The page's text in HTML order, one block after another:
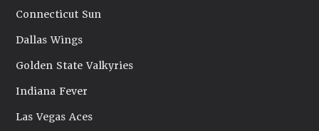
Connecticut Sun
Dallas Wings
Golden State Valkyries
Indiana Fever
Las Vegas Aces